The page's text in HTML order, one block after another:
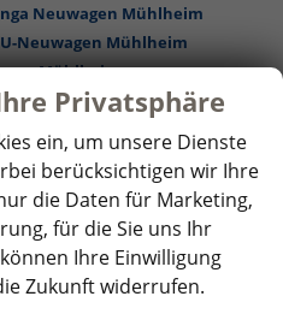
Neuwagen Mühlheim
Neuwagen Mühlheim
Mühlheim
Mühlheim
Mühlheim
Mühlheim
Mühlheim
Seat Arona Combi
Neuwagen Mühlheim,
Seat Leon Neuwagen Mühlheim
Mühlheim
Privatsphäre
ein, um unsere Dienste
berücksichtigen wir Ihre
die Daten für Marketing,
für die Sie uns Ihr
Ihre Einwilligung
Zukunft widerrufen.